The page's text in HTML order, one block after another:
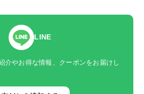
LINE
介やお得な情報、クーポンをお届けし